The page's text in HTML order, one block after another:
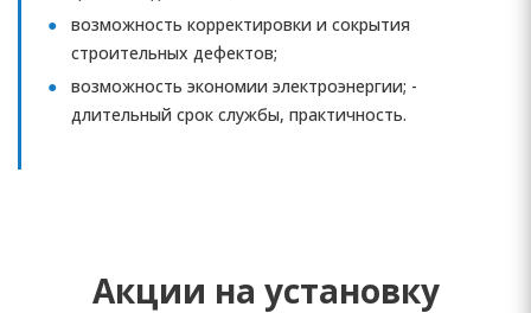
возможность корректировки и сокрытия
строительных дефектов;
возможность экономии электроэнергии; -
длительный срок службы, практичность.
Акции на установку